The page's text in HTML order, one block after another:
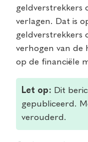
geldverstrekkers
verlagen. Dat is
geldverstrekkers
verhogen van de
op de financiële
Let op: Dit
gepubliceerd.
verouderd.